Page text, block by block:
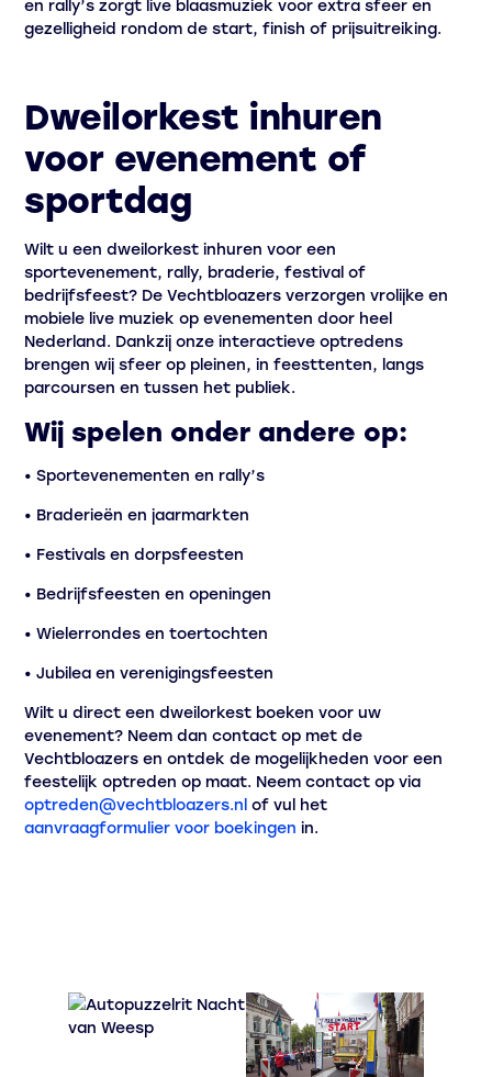
en rally’s zorgt live blaasmuziek voor extra sfeer en
gezelligheid rondom de start, finish of prijsuitreiking.
Dweilorkest inhuren
voor evenement of
sportdag
Wilt u een dweilorkest inhuren voor een
sportevenement, rally, braderie, festival of
bedrijfsfeest? De Vechtbloazers verzorgen vrolijke en
mobiele live muziek op evenementen door heel
Nederland. Dankzij onze interactieve optredens
brengen wij sfeer op pleinen, in feesttenten, langs
parcoursen en tussen het publiek.
Wij spelen onder andere op:
• Sportevenementen en rally’s
• Braderieën en jaarmarkten
• Festivals en dorpsfeesten
• Bedrijfsfeesten en openingen
• Wielerrondes en toertochten
• Jubilea en verenigingsfeesten
Wilt u direct een dweilorkest boeken voor uw
evenement? Neem dan contact op met de
Vechtbloazers en ontdek de mogelijkheden voor een
feestelijk optreden op maat. Neem contact op via
optreden@vechtbloazers.nl of vul het
aanvraagformulier voor boekingen in.